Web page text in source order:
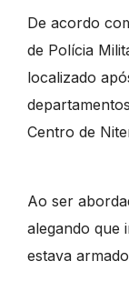
De acordo
de Polícia
localizado
Centro de
Ao ser
alegando que
estava